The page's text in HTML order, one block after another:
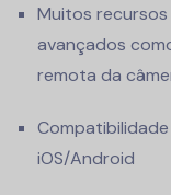
Muitos
avançados
remota da
iOS/Android